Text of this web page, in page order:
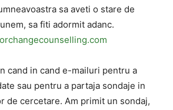
sa aveti o stare de
sa fiti adormit adanc.
cand in cand e-mailuri pentru a
sau pentru a partaja sondaje in
de cercetare. Am primit un sondaj,